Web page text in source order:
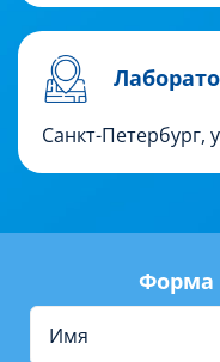
Санкт-Петербург,
Форма